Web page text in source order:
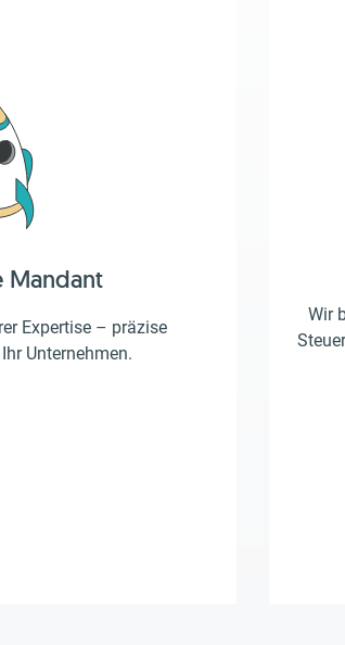
Mandant
Expertise – präzise
Unternehmen.
Wir